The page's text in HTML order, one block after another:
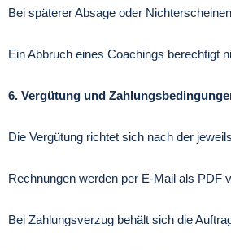
Bei späterer Absage oder
Ein Abbruch eines Coachings berechtigt
6. Vergütung und
Die Vergütung richtet sich nach der
Rechnungen werden per E-Mail als PDF
Bei Zahlungsverzug behält sich die